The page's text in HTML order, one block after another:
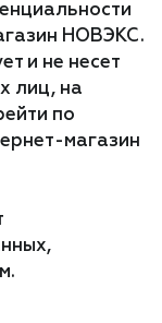
НОВЭКС.
и не несет
лиц, на
по
магазин